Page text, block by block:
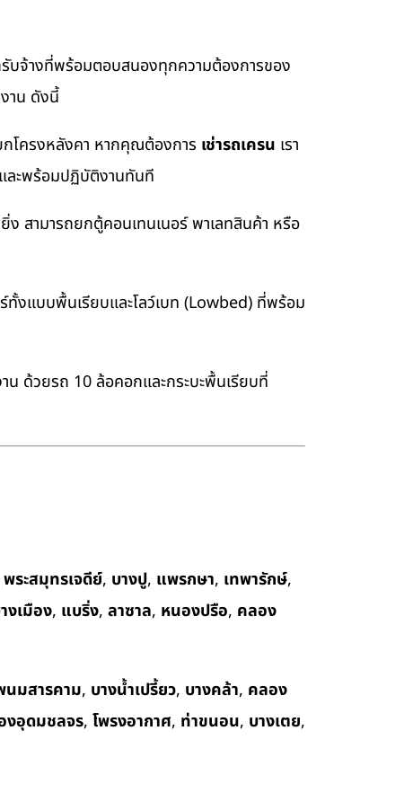
บจ้างที่พร้อมตอบสนองทุกความต้องการของ
าน ดังนี้
โครงหลังคา หากคุณต้องการ เช่ารถเครน เรา
ละพร้อมปฏิบัติงานทันที
ง สามารถยกตู้คอนเทนเนอร์ พาเลทสินค้า หรือ
งแบบพื้นเรียบและโลว์เบท (Lowbed) ที่พร้อม
น ด้วยรถ 10 ล้อคอกและกระบะพื้นเรียบที่
พระสมุทรเจดีย์, บางปู, แพรกษา, เทพารักษ์,
งเมือง, แบริ่ง, ลาซาล, หนองปรือ, คลอง
นมสารคาม, บางน้ำเปรี้ยว, บางคล้า, คลอง
งอุดมชลจร, โพรงอากาศ, ท่าขนอน, บางเตย,